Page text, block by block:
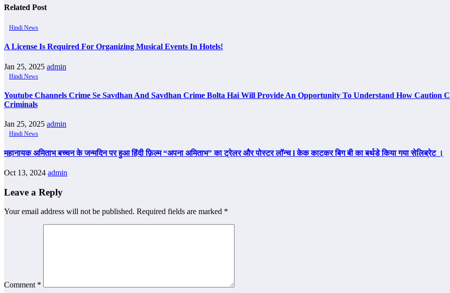
Related Post
Hindi News
A License Is Required For Organizing Musical Events In Hotels!
Jan 25, 2025 admin
Hindi News
Youtube Channels Crime Se Savdhan And Savdhan Crime Bolta Hai Will Provide An Opportunity To Understand How Caution
Criminals
Jan 25, 2025 admin
Hindi News
महानायक अमिताभ बच्चन के जन्मदिन पर हुआ हिंदी फ़िल्म “अपना अमिताभ” का ट्रेलर और पोस्टर लॉन्च l केक काटकर बिग बी का बर्थडे किया गया सेलिब्रेट ।
Oct 13, 2024 admin
Leave a Reply
Your email address will not be published. Required fields are marked *
Comment *